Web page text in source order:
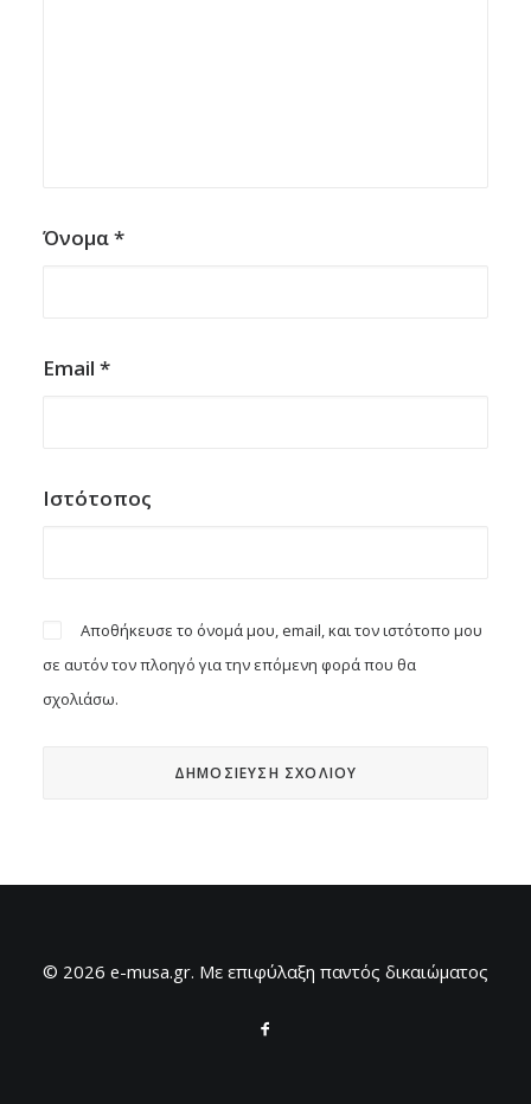
Όνομα*
Email *
Ιστότοπος
Αποθήκευσε το όνομά μου, email, και τον ιστότοπο μου
σε αυτόν τον πλοηγό για την επόμενη φορά που θα
σχολιάσω.
© 2026 e-musa.gr. Mε επιφύλαξη παντός δικαιώματος